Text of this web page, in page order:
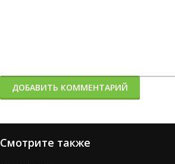
ДОБАВИТЬ КОММЕНТАРИЙ
Смотрите также